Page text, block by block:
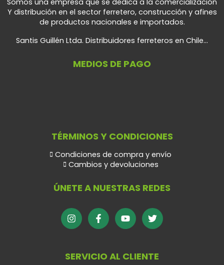
Somos una empresa que se dedica a la comercialización
Y distribución en el sector ferretero, construcción y afines
de productos nacionales e importados.
Santis Guillén Ltda. Distribuidores ferreteros en Chile...
MEDIOS DE PAGO
TÉRMINOS Y CONDICIONES
Condiciones de compra y envío
Cambios y devoluciones
ÚNETE A NUESTRAS REDES
SERVICIO AL CLIENTE